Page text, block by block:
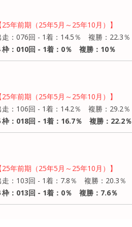
25年前期（25年5月～25年10月）】
走：076回 - 1着：14.5％ 複勝：22.3％
枠：010回 - 1着：0％ 複勝：10％
25年前期（25年5月～25年10月）】
走：106回 - 1着：14.2％ 複勝：29.2％
枠：018回 - 1着：16.7％ 複勝：22.2％
25年前期（25年5月～25年10月）】
走：103回 - 1着：7.8％ 複勝：20.3％
枠：013回 - 1着：0％ 複勝：7.6％